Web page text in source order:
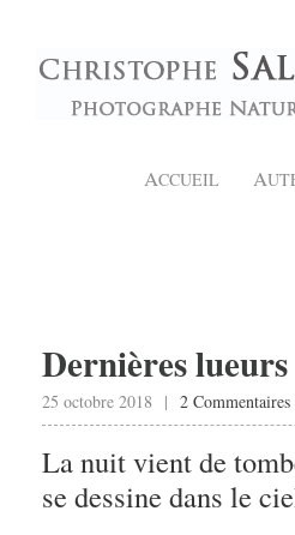
ACCUEIL A
Dernières lueurs
25 octobre 2018 | 2 Commentaires
La nuit vient de
se dessine dans le